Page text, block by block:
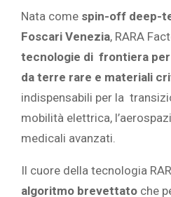
Nata come spin-off deep-
Foscari Venezia, RARA
tecnologie di frontiera
da terre rare e materiali
indispensabili per la
mobilità elettrica,
medicali avanzati.
Il cuore della tecnologia
algoritmo brevettato che